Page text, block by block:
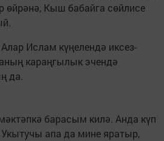
өйрәнә, Кыш бабайга сөйлисе
Ислам күңелендә иксез-
караңгылык эчендә
да.
барасым килә. Анда күп
апа да мине яратыр,